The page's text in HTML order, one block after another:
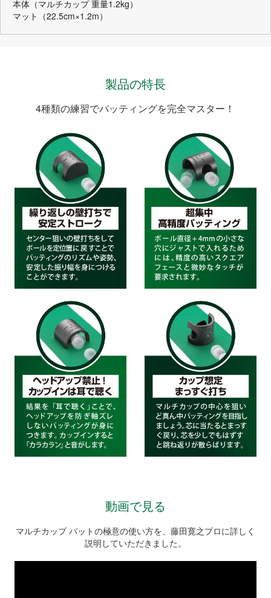
本体（マルチカップ 重量1.2kg）
マット（22.5cm×1.2m）
製品の特長
4種類の練習でパッティングを完全マスター！
動画で見る
マルチカップ パットの極意の使い方を、藤田寛之プロに詳しく
説明していただきました。